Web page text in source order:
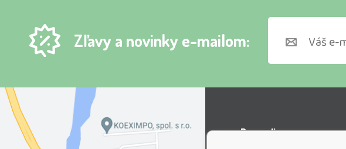
Zľavy a novinky e-mailom:
Pygmalino s.r.o.